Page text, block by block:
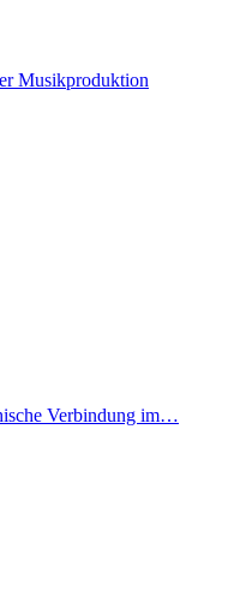
Musikproduktion
Verbindung im…